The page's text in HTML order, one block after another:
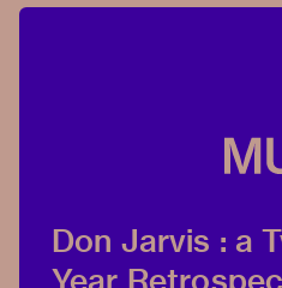
Don Jarvis : a